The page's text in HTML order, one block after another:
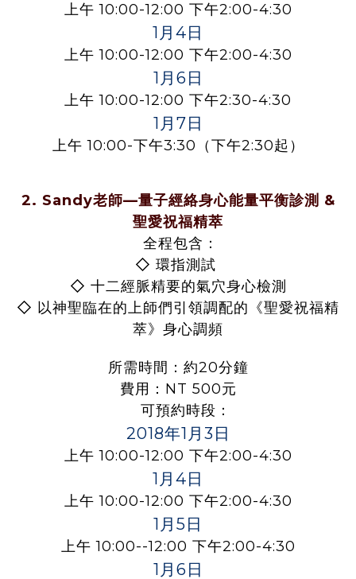
上午 10:00-12:00 下午2:00-4:30
1月4日
上午 10:00-12:00 下午2:00-4:30
1月6日
上午 10:00-12:00 下午2:30-4:30
1月7日
上午 10:00-下午3:30（下午2:30起）
2. Sandy老師—量子經絡身心能量平衡診測 &
聖愛祝福精萃
全程包含：
◇ 環指測試
◇ 十二經脈精要的氣穴身心檢測
◇ 以神聖臨在的上師們引領調配的《聖愛祝福精
萃》身心調頻
所需時間：約20分鐘
費用：NT 500元
可預約時段：
2018年1月3日
上午 10:00-12:00 下午2:00-4:30
1月4日
上午 10:00-12:00 下午2:00-4:30
1月5日
上午 10:00--12:00 下午2:00-4:30
1月6日